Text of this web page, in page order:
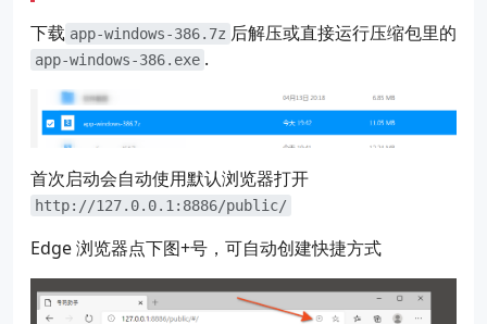
下载 app-windows-386.7z 后解压或直接运行压缩包里的
app-windows-386.exe .
首次启动会自动使用默认浏览器打开
http://127.0.0.1:8886/public/
Edge 浏览器点下图+号，可自动创建快捷方式